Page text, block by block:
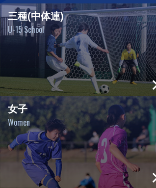
三種(中体連)
U-15 School
女子
Women